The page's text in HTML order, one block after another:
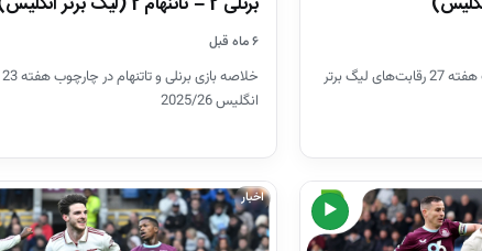
خلاصه بازی چلسی و برنلی در چارچوب هفته 27 رقابت‌های لیگ برتر
۶ ماه قبل
انگلیس 2025/26
▶
اخبار